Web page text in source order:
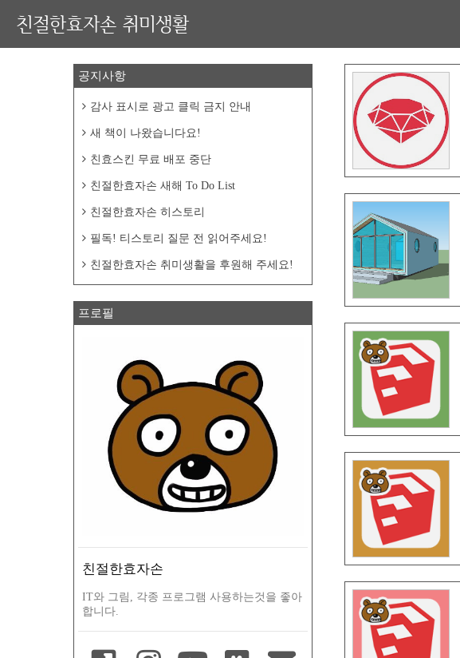
친절한효자손 취미생활
공지사항
감사 표시로 광고 클릭 금지 안내
새 책이 나왔습니다요!
친효스킨 무료 배포 중단
친절한효자손 새해 To Do List
친절한효자손 히스토리
필독! 티스토리 질문 전 읽어주세요!
친절한효자손 취미생활을 후원해 주세요!
프로필
친절한효자손
IT와 그림, 각종 프로그램 사용하는것을 좋아
합니다.